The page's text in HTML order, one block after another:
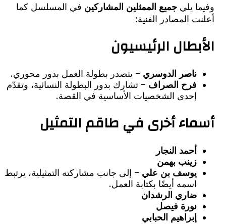
يليجميع الممثلين المشاركينفي المسلسل كما
المصادر الفنية:
الرئيسيون
ناصر الدوسري– يتصدر بطولة العمل بدور محوري.
فرح الصراف – تشارك بدور البطولة النسائية، وتقدّم
إحدى الشخصيات الأساسية في القصة.
أخرى في طاقم التمثيل
أحمد النجار
زينب بهمن
يوسف بن علي– إلى جانب مشاركته التمثيلية، يرتبط
اسمه أيضًا بكتابة العمل.
ضاري الرشدان
نورة فيصل
إبراهيم الحبابي